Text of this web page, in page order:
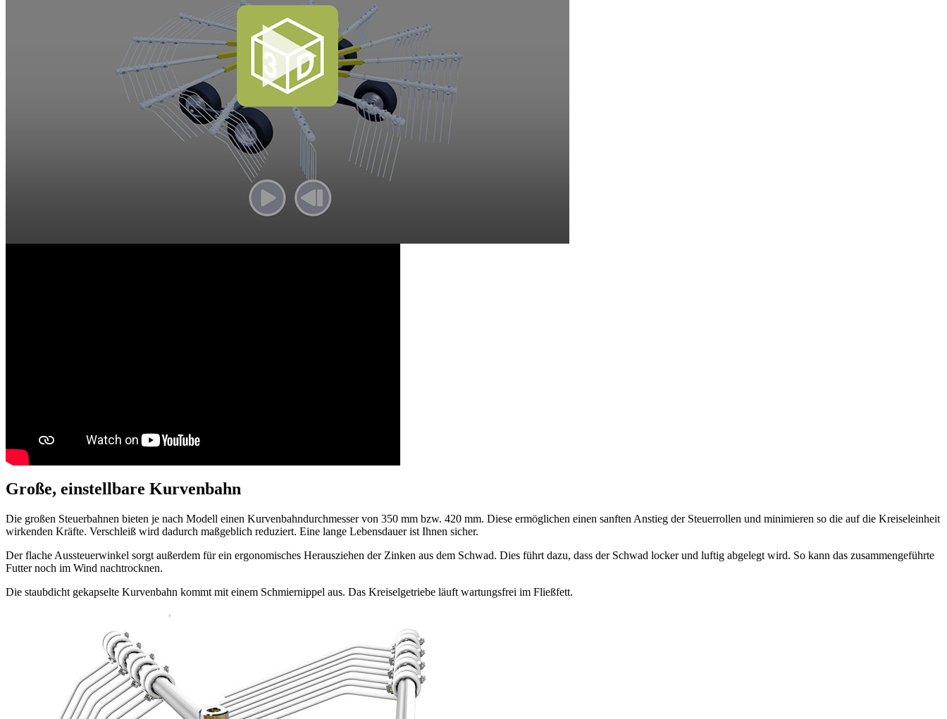
Große, einstellbare Kurvenbahn
Die großen Steuerbahnen bieten je nach Modell einen Kurvenbahndurchmesser von 350 mm bzw. 420 mm. Diese ermöglichen einen sanften Anstieg der Steuerrollen und minimieren so die auf die Kreiseleinheit
wirkenden Kräfte. Verschleiß wird dadurch maßgeblich reduziert. Eine lange Lebensdauer ist Ihnen sicher.
Der flache Aussteuerwinkel sorgt außerdem für ein ergonomisches Herausziehen der Zinken aus dem Schwad. Dies führt dazu, dass der Schwad locker und luftig abgelegt wird. So kann das zusammengeführte
Futter noch im Wind nachtrocknen.
Die staubdicht gekapselte Kurvenbahn kommt mit einem Schmiernippel aus. Das Kreiselgetriebe läuft wartungsfrei im Fließfett.